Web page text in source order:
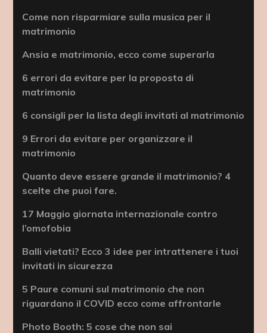
Come non risparmiare sulla musica per il
matrimonio
Ansia e matrimonio, ecco come superarla
6 errori da evitare per la proposta di
matrimonio
6 consigli per la lista degli invitati al matrimonio
9 Errori da evitare per organizzare il
matrimonio
Quanto deve essere grande il matrimonio? 4
scelte che puoi fare.
17 Maggio giornata internazionale contro
l’omofobia
Balli vietati? Ecco 3 idee per intrattenere i tuoi
invitati in sicurezza
5 Paure comuni sul matrimonio che non
riguardano il COVID ecco come affrontarle
Photo Booth: 5 cose che non sai